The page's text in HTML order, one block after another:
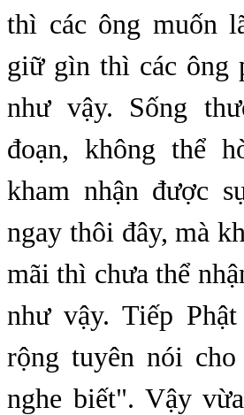
thì các ông muốn
giữ gìn thì các ông
như vậy. Sống
đoạn, không thể
kham nhận được
ngay thôi đây, mà
mãi thì chưa thể
như vậy. Tiếp
rộng tuyên nói cho
nghe biết". Vậy